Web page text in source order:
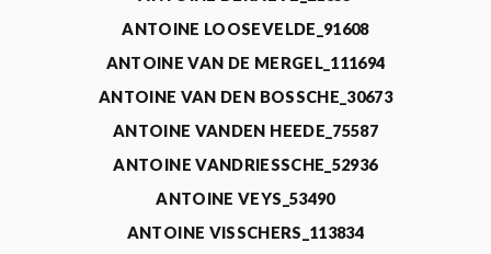
ANTOINE LOOSEVELDE_91608
ANTOINE VAN DE MERGEL_111694
ANTOINE VAN DEN BOSSCHE_30673
ANTOINE VANDEN HEEDE_75587
ANTOINE VANDRIESSCHE_52936
ANTOINE VEYS_53490
ANTOINE VISSCHERS_113834